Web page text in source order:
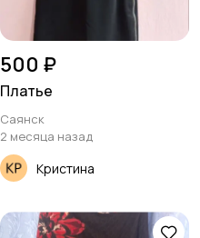
500 ₽
Платье
Саянск
2 месяца назад
Кристина